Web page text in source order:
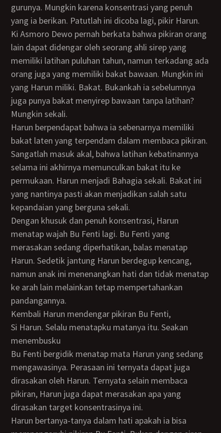
gurunya. Mungkin karena konsentrasi yang penuh
yang ia berikan. Patutlah ini dicoba lagi, pikir Harun.
Ki Asmoro Dewo pernah berkata bahwa pikiran orang
lain dapat didengar oleh seorang ahli sirep yang
memiliki latihan puluhan tahun, namun terkadang ada
orang juga yang memiliki bakat bawaan. Mungkin ini
yang Harun miliki. Bakat. Bukankah ia sebelumnya
juga punya bakat menyirep bawaan tanpa latihan?
Mungkin sekali.
Harun berpendapat bahwa ia sebenarnya memiliki
bakat laten yang terpendam dalam membaca pikiran.
Sangatlah masuk akal, bahwa latihan kebatinannya
selama ini akhirnya memunculkan bakat itu ke
permukaan. Harun menjadi Bahagia sekali. Bakat ini
yang nantinya pasti akan menjadikan salah satu
kepandaian yang berguna sekali.
Dengan khusuk dan penuh konsentrasi, Harun
menatap wajah Bu Fenti lagi. Bu Fenti yang
merasakan sedang diperhatikan, balas menatap
Harun. Sedetik jantung Harun berdegup kencang,
namun anak ini menenangkan hati dan tidak menatap
ke arah lain melainkan tetap mempertahankan
pandangannya.
Kembali Harun mendengar pikiran Bu Fenti,
Si Harun. Selalu menatapku matanya itu. Seakan
menembusku
Bu Fenti bergidik menatap mata Harun yang sedang
mengawasinya. Perasaan ini ternyata dapat juga
dirasakan oleh Harun. Ternyata selain membaca
pikiran, Harun juga dapat merasakan apa yang
dirasakan target konsentrasinya ini.
Harun bertanya-tanya dalam hati apakah ia bisa